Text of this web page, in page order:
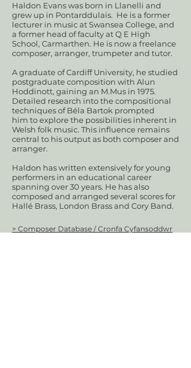
Haldon Evans was born in Llanelli and
grew up in Pontarddulais. He is a former
lecturer in music at Swansea College, and
a former head of faculty at Q E High
School, Carmarthen. He is now a freelance
composer, arranger, trumpeter and tutor.
A graduate of Cardiff University, he studied
postgraduate composition with Alun
Hoddinott, gaining an M.Mus in 1975.
Detailed research into the compositional
techniques of Béla Bartok prompted
him to explore the possibilities inherent in
Welsh folk music. This influence remains
central to his output as both composer and
arranger.
Haldon has written extensively for young
performers in an educational career
spanning over 30 years. He has also
composed and arranged several scores for
Hallé Brass, London Brass and Cory Band.
> Composer Database / Cronfa Cyfansoddwr